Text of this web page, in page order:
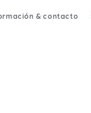
& contacto